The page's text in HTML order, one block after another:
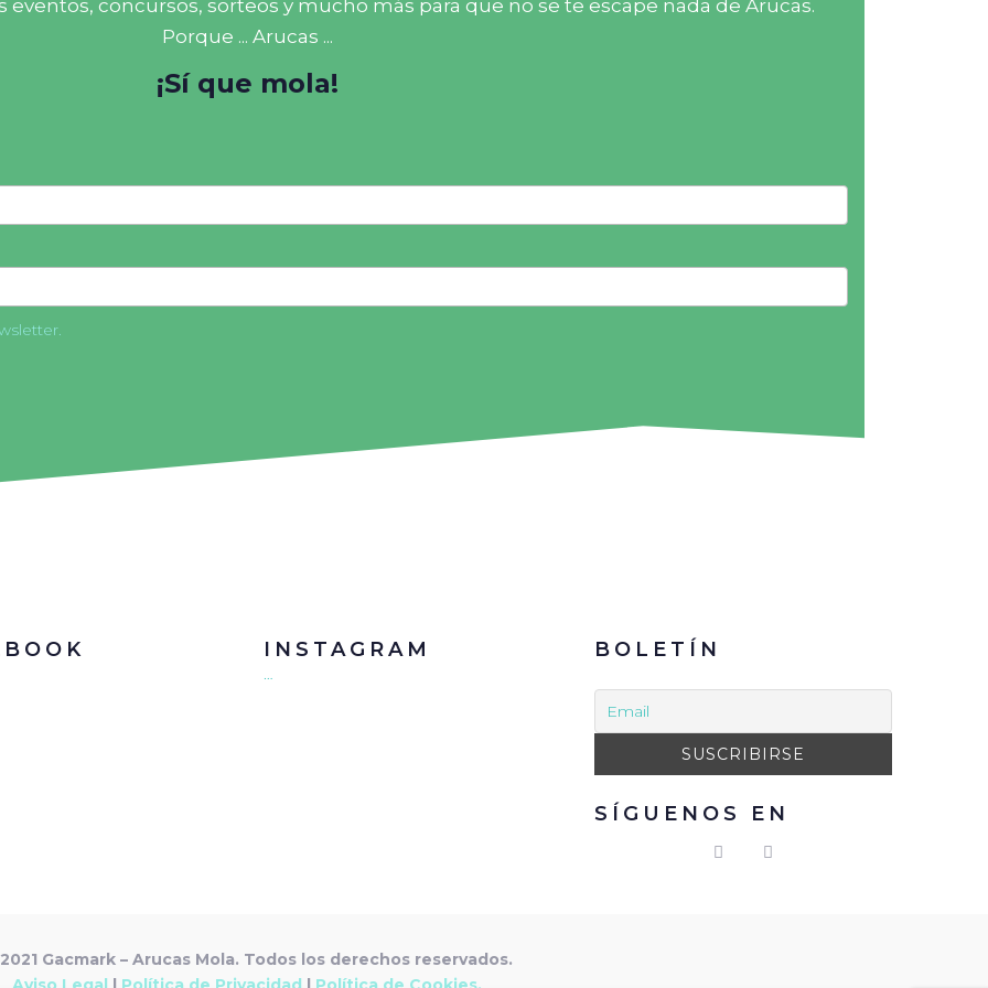
eventos, concursos, sorteos y mucho más para que no se te escape nada de Arucas.
Porque ... Arucas ...
¡Sí que mola!
INSTAGRAM
…
BOLETÍN
SÍGUENOS EN
Gacmark – Arucas Mola. Todos los derechos reservados.